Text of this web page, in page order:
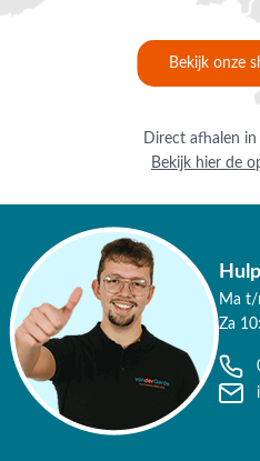
6x Garden Impressions
1x Taste Prado Ellips tuintafel
Vragen of hulp nodig?
Heb je nog vragen over de
0488-441220, stuur een
info@vdgarde.nlof maak
je graag van een deskundig
Waarom kopen bij Van
tuinmeubelen?
✔ 80 jaar ervaring
✔ Persoonlijk advies van
✔ 9.4/10 uit 19.500+
Bekijk onze
Direct afhalen
Bekijk hier de
Ma t/
Za